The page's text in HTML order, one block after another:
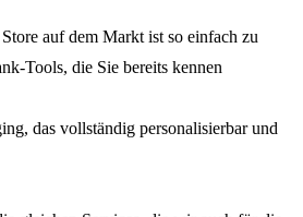
auf dem Markt ist so einfach zu
Tools, die Sie bereits kennen
das vollständig personalisierbar und